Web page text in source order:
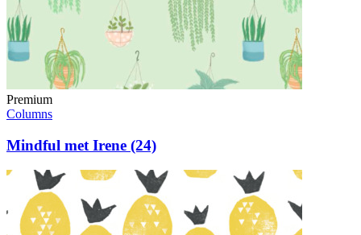
Premium
Columns
Mindful met Irene (24)